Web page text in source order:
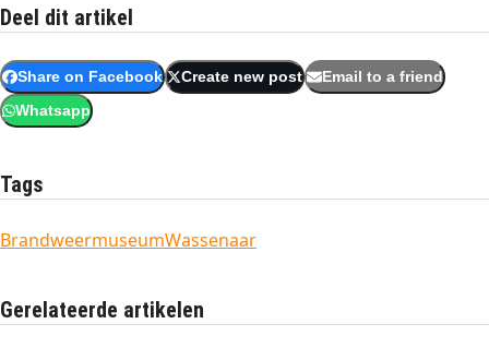
Deel dit artikel
Share on Facebook Create new post Email to a friend
Whatsapp
Tags
BrandweermuseumWassenaar
Gerelateerde artikelen